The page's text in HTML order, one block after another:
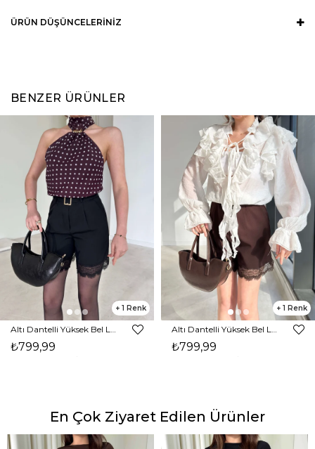
ÜRÜN DÜŞÜNCELERINIZ
BENZER ÜRÜNLER
1
₺799,99
1
₺799,99
En Çok Ziyaret Edilen Ürünler